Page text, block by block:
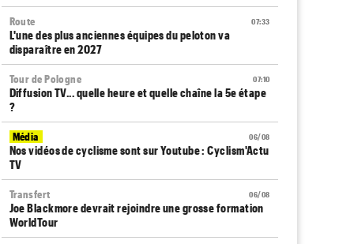
07:33
Route
L'une des plus anciennes équipes du peloton va
disparaître en 2027
07:10
Tour de Pologne
Diffusion TV... quelle heure et quelle chaîne la 5e étape
?
06/08
Média
Nos vidéos de cyclisme sont sur Youtube : Cyclism'Actu
TV
06/08
Transfert
Joe Blackmore devrait rejoindre une grosse formation
WorldTour